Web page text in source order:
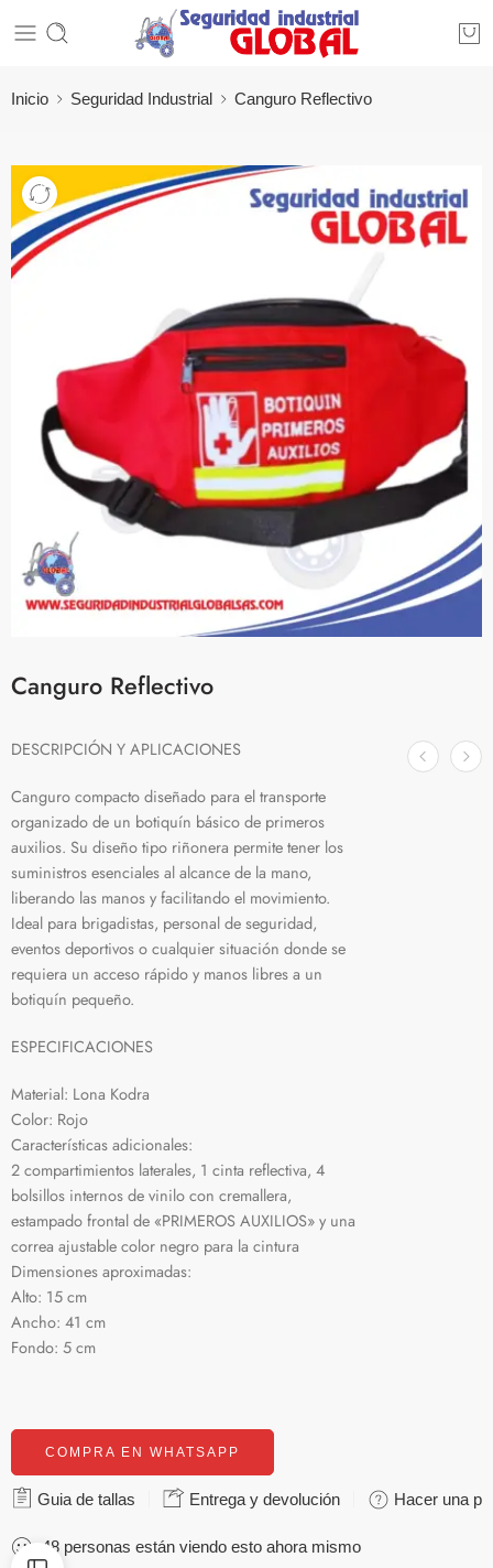
Inicio Seguridad Industrial Canguro Reflectivo
Canguro Reflectivo
DESCRIPCIÓN Y APLICACIONES
Canguro compacto diseñado para el transporte
organizado de un botiquín básico de primeros
auxilios. Su diseño tipo riñonera permite tener los
suministros esenciales al alcance de la mano,
liberando las manos y facilitando el movimiento.
Ideal para brigadistas, personal de seguridad,
eventos deportivos o cualquier situación donde se
requiera un acceso rápido y manos libres a un
botiquín pequeño.
ESPECIFICACIONES
Material: Lona Kodra
Color: Rojo
Características adicionales:
2 compartimientos laterales, 1 cinta reflectiva, 4
bolsillos internos de vinilo con cremallera,
estampado frontal de «PRIMEROS AUXILIOS» y una
correa ajustable color negro para la cintura
Dimensiones aproximadas:
Alto: 15 cm
Ancho: 41 cm
Fondo: 5 cm
COMPRA EN WHATSAPP
Guia de tallas Entrega y devolución Hacer una
48 personas están viendo esto ahora mismo